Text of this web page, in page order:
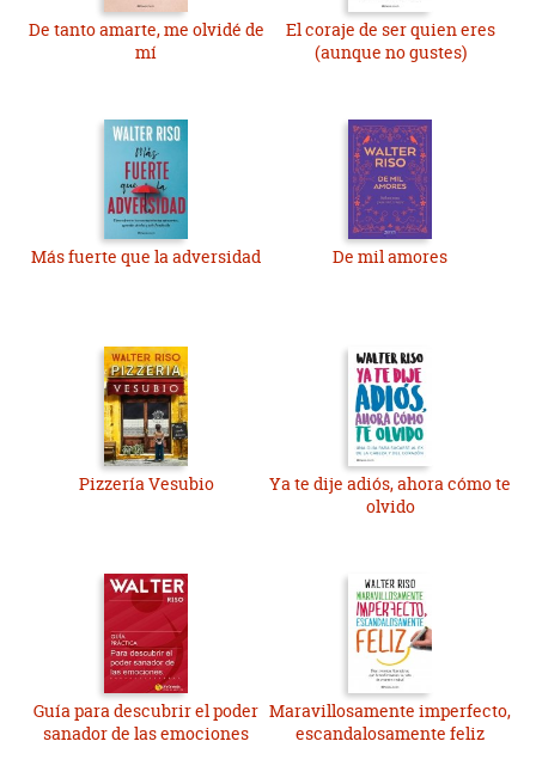
De tanto amarte, me olvidé de
mí
El coraje de ser quien eres
(aunque no gustes)
Más fuerte que la adversidad De mil amores
Pizzería Vesubio
Ya te dije adiós, ahora cómo te
olvido
Guía para descubrir el poder
sanador de las emociones
Maravillosamente imperfecto,
escandalosamente feliz